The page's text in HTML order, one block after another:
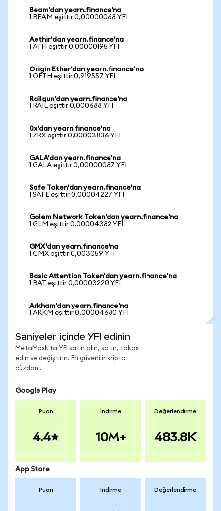
Beam'dan yearn.finance'na
1 BEAM eşittir 0,00000068 YFI
Aethir'dan yearn.finance'na
1 ATH eşittir 0,00000195 YFI
Origin Ether'dan yearn.finance'na
1 OETH eşittir 0,919557 YFI
Railgun'dan yearn.finance'na
1 RAIL eşittir 0,000688 YFI
0x'dan yearn.finance'na
1 ZRX eşittir 0,00003836 YFI
GALA'dan yearn.finance'na
1 GALA eşittir 0,00000087 YFI
Safe Token'dan yearn.finance'na
1 SAFE eşittir 0,00004227 YFI
Golem Network Token'dan yearn.finance'na
1 GLM eşittir 0,00004382 YFI
GMX'dan yearn.finance'na
1 GMX eşittir 0,003059 YFI
Basic Attention Token'dan yearn.finance'na
1 BAT eşittir 0,00003220 YFI
Arkham'dan yearn.finance'na
1 ARKM eşittir 0,00004680 YFI
Saniyeler içinde YFI edinin
MetaMask'ta YFI satın alın, satın, takas
edin ve değiştirin. En güvenilir kripto
cüzdanı.
Google Play
Puan
4.4
İndirme
10M+
Değerlendirme
483.8K
App Store
Puan İndirme Değerlendirme